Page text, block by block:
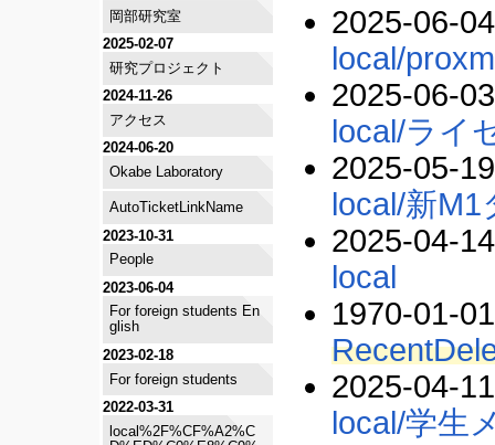
岡部研究室
2025-02-07
研究プロジェクト
2024-11-26
アクセス
2024-06-20
Okabe Laboratory
AutoTicketLinkName
2023-10-31
People
2023-06-04
For foreign students En
glish
2023-02-18
For foreign students
2022-03-31
local%2F%CF%A2%C
2025-06-
local/
2025-06-
local/ライ
2025-05-
local/新
2025-04-
local
1970-01-
2025-04-
local/学生